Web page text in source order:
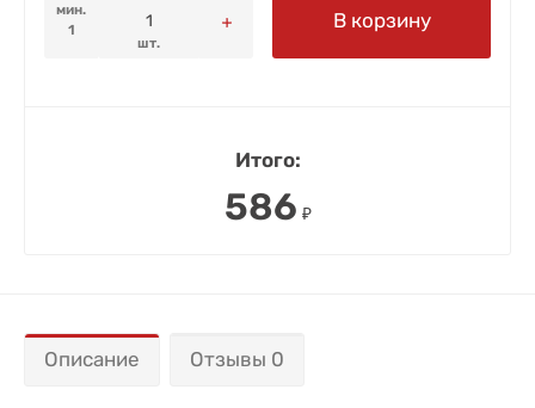
мин.
1
шт.
В корзину
Итого:
586 ₽
Описание Отзывы 0